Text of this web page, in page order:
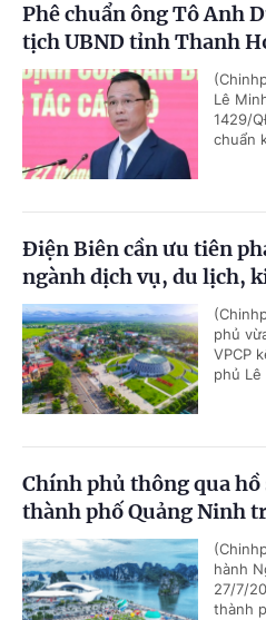
Phê chuẩn ông Tô Anh
tịch UBND tỉnh Thanh
Lê
1429/
chuẩn
Điện Biên cần ưu tiên
ngành dịch vụ, du lịch,
phủ
VPCP
phủ
Chính phủ thông qua
thành phố Quảng Ninh
hành
27/7/
thành